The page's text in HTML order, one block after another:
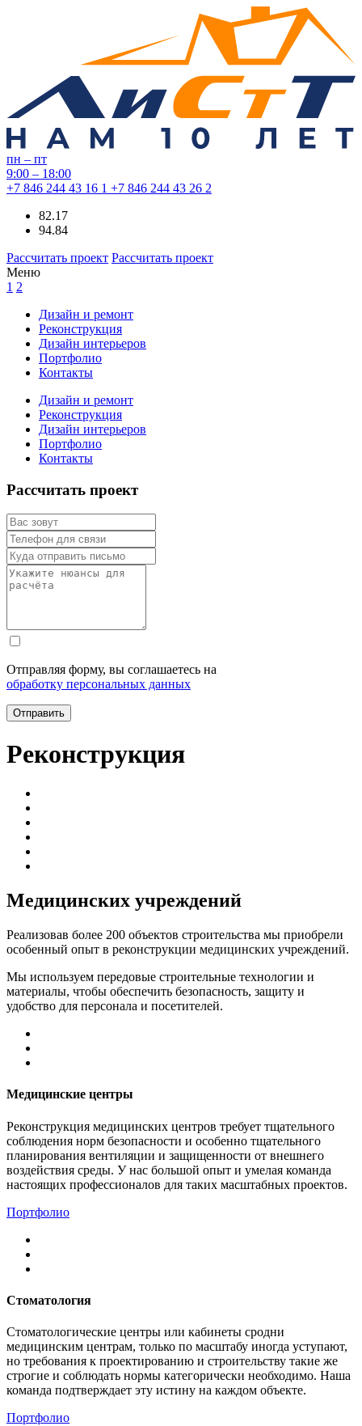
пн – пт
9:00 – 18:00
+7 846 244 43 16 1 +7 846 244 43 26 2
82.17
94.84
Рассчитать проект Рассчитать проект
Меню
1 2
Дизайн и ремонт
Реконструкция
Дизайн интерьеров
Портфолио
Контакты
Дизайн и ремонт
Реконструкция
Дизайн интерьеров
Портфолио
Контакты
Рассчитать проект
Отправляя форму, вы соглашаетесь на
обработку персональных данных
Отправить
Реконструкция
Медицинских учреждений
Реализовав более 200 объектов строительства мы приобрели
особенный опыт в реконструкции медицинских учреждений.
Мы используем передовые строительные технологии и
материалы, чтобы обеспечить безопасность, защиту и
удобство для персонала и посетителей.
Медицинские центры
Реконструкция медицинских центров требует тщательного
соблюдения норм безопасности и особенно тщательного
планирования вентиляции и защищенности от внешнего
воздействия среды. У нас большой опыт и умелая команда
настоящих профессионалов для таких масштабных проектов.
Портфолио
Стоматология
Стоматологические центры или кабинеты сродни
медицинским центрам, только по масштабу иногда уступают,
но требования к проектированию и строительству такие же
строгие и соблюдать нормы категорически необходимо. Наша
команда подтверждает эту истину на каждом объекте.
Портфолио